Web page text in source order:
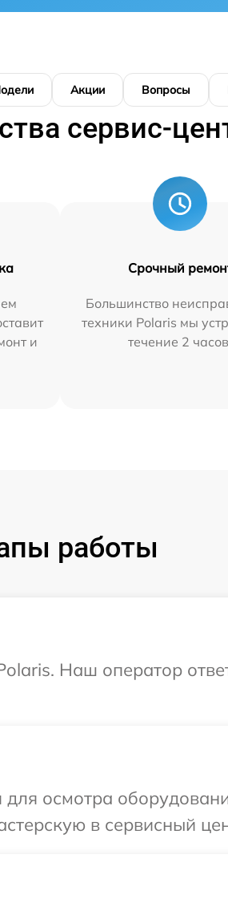
Акции Вопросы
сервис-
и
Срочный
Большинство
техники Polaris мы
течение 2
работы
Наш оператор
осмотра
в сервисный